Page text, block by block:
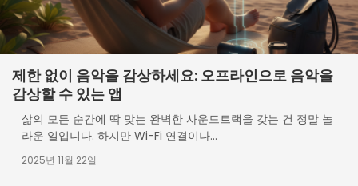
제한 없이 음악을 감상하세요: 오프라인으로 음악을
감상할 수 있는 앱
삶의 모든 순간에 딱 맞는 완벽한 사운드트랙을 갖는 건 정말 놀
라운 일입니다. 하지만 Wi-Fi 연결이나...
2025년 11월 22일